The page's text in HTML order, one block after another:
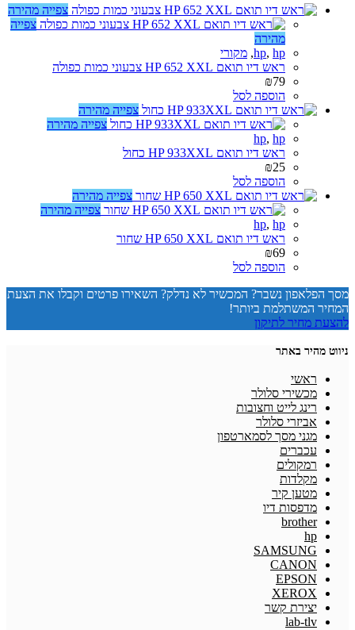
צפייה מהירה
צפייה
מהירה
hp, hp
, מקורי
ראש דיו תואם HP 652 XXL צבעוני כמות כפולה
₪79
הוספה לסל
צפייה מהירה
צפייה מהירה
hp, hp
ראש דיו תואם HP 933XXL כחול
₪25
הוספה לסל
צפייה מהירה
צפייה מהירה
hp, hp
ראש דיו תואם HP 650 XXL שחור
₪69
הוספה לסל
מסך הפלאפון נשבר? המכשיר לא נדלק? השאירו פרטים וקבלו את הצעת
המחיר המשתלמת ביותר!
להצעת מחיר לתיקון
ניווט מהיר באתר
ראשי
מכשירי סלולר
רינג לייט וחצובות
אביזרי סלולר
מגני מסך לסמארטפון
עכברים
רמקולים
מקלדות
מטען קיר
מדפסות דיו
brother
hp
SAMSUNG
CANON
EPSON
XEROX
יצירת קשר
lab-tlv